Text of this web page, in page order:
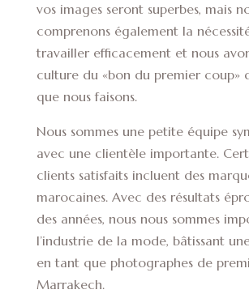
vos images seront superbes, mais
comprenons également la
travailler efficacement et nous
culture du «bon du premier coup»
que nous faisons.
Nous sommes une petite équipe
avec une clientèle importante.
clients satisfaits incluent des
marocaines. Avec des résultats
des années, nous nous sommes
l’industrie de la mode, bâtissant
en tant que photographes de
Marrakech.